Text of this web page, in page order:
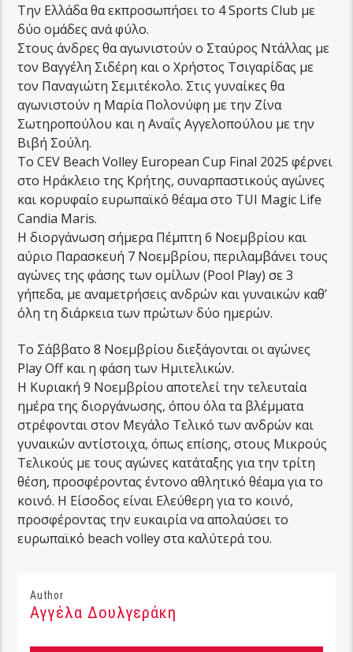
Την Ελλάδα θα εκπροσωπήσει το 4 Sports Club με
δύο ομάδες ανά φύλο.
Στους άνδρες θα αγωνιστούν ο Σταύρος Ντάλλας με
τον Βαγγέλη Σιδέρη και ο Χρήστος Τσιγαρίδας με
τον Παναγιώτη Σεμιτέκολο. Στις γυναίκες θα
αγωνιστούν η Μαρία Πολονύφη με την Ζίνα
Σωτηροπούλου και η Αναΐς Αγγελοπούλου με την
Βιβή Σούλη.
Το CEV Beach Volley European Cup Final 2025 φέρνει
στο Ηράκλειο της Κρήτης, συναρπαστικούς αγώνες
και κορυφαίο ευρωπαϊκό θέαμα στο TUI Magic Life
Candia Maris.
Η διοργάνωση σήμερα Πέμπτη 6 Νοεμβρίου και
αύριο Παρασκευή 7 Νοεμβρίου, περιλαμβάνει τους
αγώνες της φάσης των ομίλων (Pool Play) σε 3
γήπεδα, με αναμετρήσεις ανδρών και γυναικών καθ’
όλη τη διάρκεια των πρώτων δύο ημερών.
Το Σάββατο 8 Νοεμβρίου διεξάγονται οι αγώνες
Play Off και η φάση των Ημιτελικών.
Η Κυριακή 9 Νοεμβρίου αποτελεί την τελευταία
ημέρα της διοργάνωσης, όπου όλα τα βλέμματα
στρέφονται στον Μεγάλο Τελικό των ανδρών και
γυναικών αντίστοιχα, όπως επίσης, στους Μικρούς
Τελικούς με τους αγώνες κατάταξης για την τρίτη
θέση, προσφέροντας έντονο αθλητικό θέαμα για το
κοινό. Η Είσοδος είναι Ελεύθερη για το κοινό,
προσφέροντας την ευκαιρία να απολαύσει το
ευρωπαϊκό beach volley στα καλύτερά του.
Author
Αγγέλα Δουλγεράκη